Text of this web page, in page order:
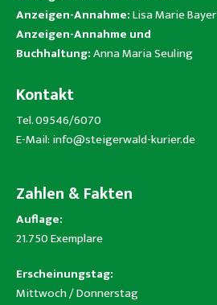
Anzeigen-Annahme:Lisa Marie Bayer
Anzeigen-Annahme und
Buchhaltung:Anna Maria Seuling
Kontakt
Tel. 09546/6070
E-Mail: info@steigerwald-kurier.de
Zahlen & Fakten
Auflage:
21.750 Exemplare
Erscheinungstag:
Mittwoch / Donnerstag